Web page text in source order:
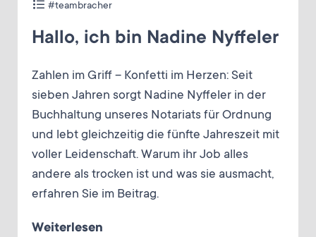
#teambracher
Hallo, ich bin Nadine Nyffeler
Zahlen im Griff – Konfetti im Herzen: Seit
sieben Jahren sorgt Nadine Nyffeler in der
Buchhaltung unseres Notariats für Ordnung
und lebt gleichzeitig die fünfte Jahreszeit mit
voller Leidenschaft. Warum ihr Job alles
andere als trocken ist und was sie ausmacht,
erfahren Sie im Beitrag.
Weiterlesen